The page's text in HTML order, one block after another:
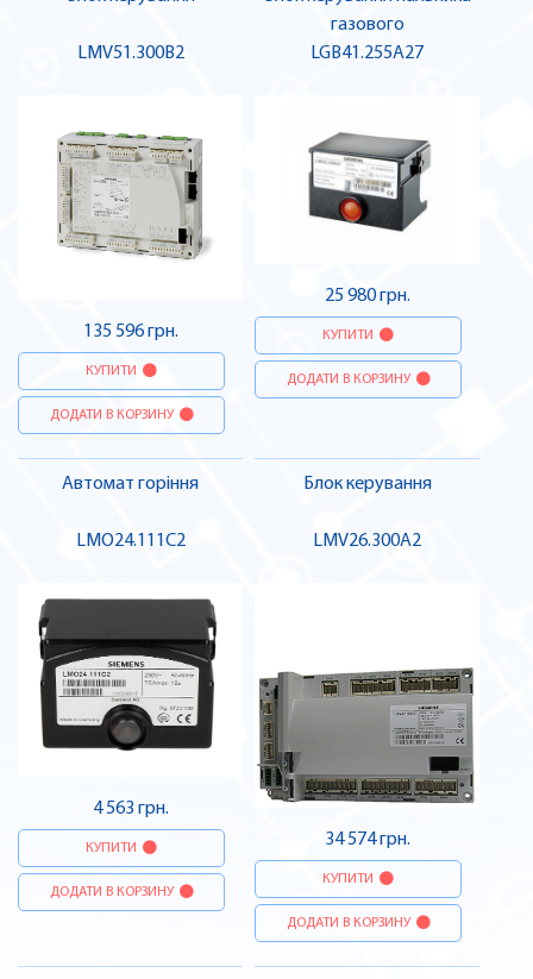
LMV51.300B2
135 596 грн.
КУПИТИ
ДОДАТИ В КОРЗИНУ
газового
LGB41.255A27
25 980 грн.
КУПИТИ
ДОДАТИ В КОРЗИНУ
Автомат горіння
LMO24.111C2
4 563 грн.
КУПИТИ
ДОДАТИ В КОРЗИНУ
Блок керування
LMV26.300A2
34 574 грн.
КУПИТИ
ДОДАТИ В КОРЗИНУ